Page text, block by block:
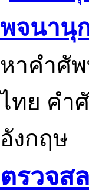
พจนานุ
หาคำศั
ไทย คำ
อังกฤษ
ตรวจส